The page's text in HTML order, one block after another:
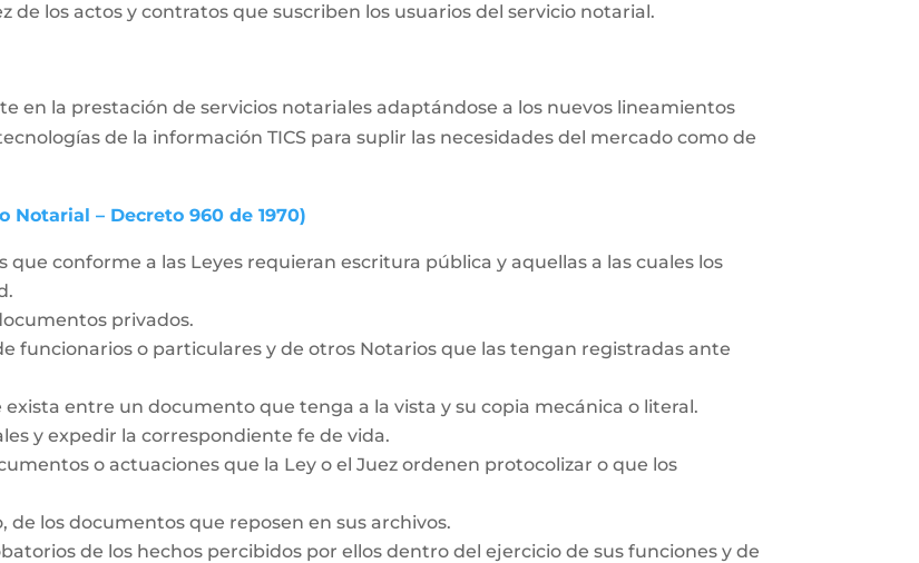
los actos y contratos que suscriben los usuarios del servicio notarial.
en la prestación de servicios notariales adaptándose a los nuevos lineamientos
de la información TICS para suplir las necesidades del mercado como de
– Decreto 960 de 1970)
conforme a las Leyes requieran escritura pública y aquellas a las cuales los
privados.
funcionarios o particulares y de otros Notarios que las tengan registradas ante
entre un documento que tenga a la vista y su copia mecánica o literal.
y expedir la correspondiente fe de vida.
o actuaciones que la Ley o el Juez ordenen protocolizar o que los
de los documentos que reposen en sus archivos.
de los hechos percibidos por ellos dentro del ejercicio de sus funciones y de